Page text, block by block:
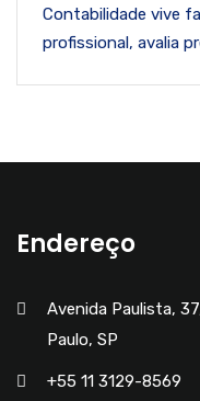
Contabilidade vive
profissional, avalia
Endereço
Avenida Paulista,
Paulo, SP
+55 11 3129-8569